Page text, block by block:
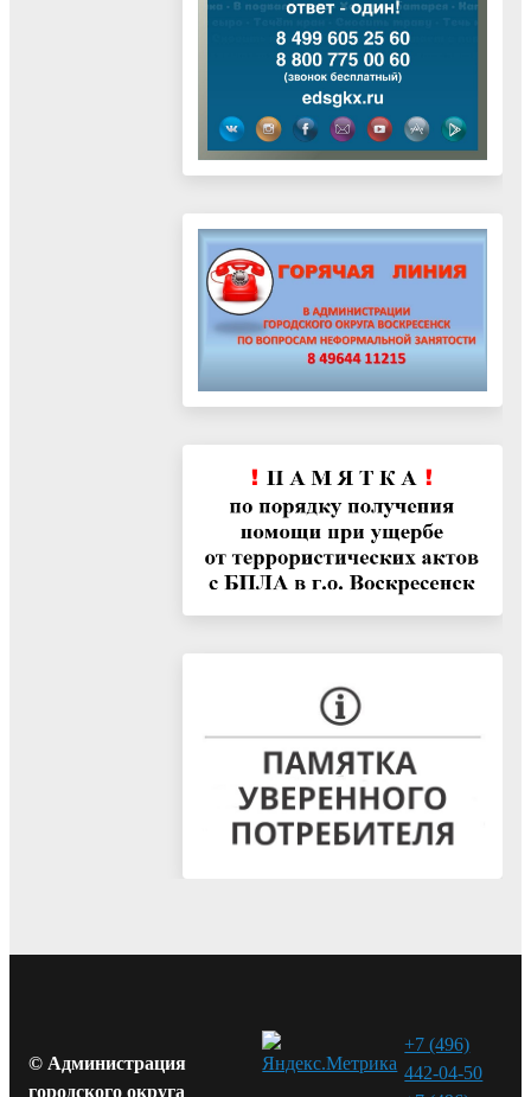
© Администрация
городского округа
+7 (496)
442-04-50